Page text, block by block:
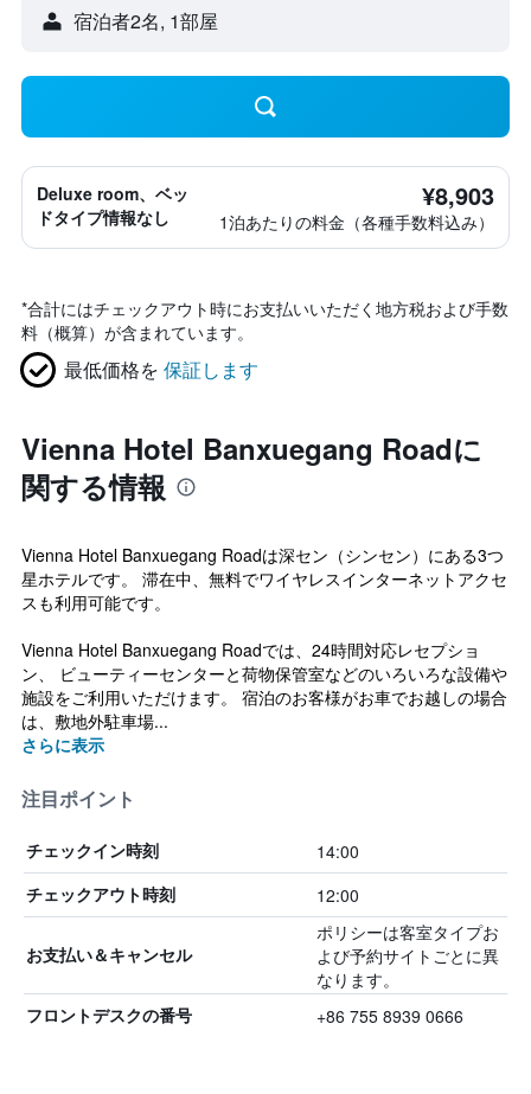
宿泊者2名, 1​部屋
Deluxe room、ベッ
ドタイプ情報なし
¥8,903
1泊あたりの料金（各種手数料込み）
*合計にはチェックアウト時にお支払いいただく地方税および手数
料（概算）が含まれています。
最低価格を 保証します
Vienna Hotel Banxuegang Roadに
関する情報
Vienna Hotel Banxuegang Roadは深セン（シンセン）にある3つ
星ホテルです。 滞在中、無料でワイヤレスインターネットアクセ
スも利用可能です。
Vienna Hotel Banxuegang Roadでは、24時間対応レセプショ
ン、 ビューティーセンターと荷物保管室などのいろいろな設備や
施設をご利用いただけます。 宿泊のお客様がお車でお越しの場合
は、敷地外駐車場...
さらに表示
注目ポイント
チェックイン時刻 14:00
チェックアウト時刻 12:00
お支払い＆キャンセル
ポリシーは客室タイプお
よび予約サイトごとに異
なります。
フロントデスクの番号 +86 755 8939 0666